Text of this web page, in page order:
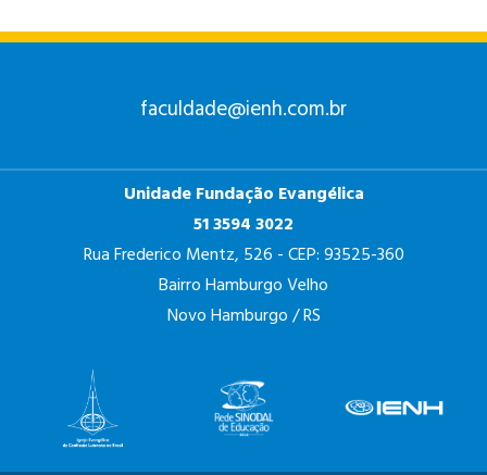
faculdade@ienh.com.br
Unidade Fundação Evangélica
51 3594 3022
Rua Frederico Mentz, 526 - CEP: 93525-360
Bairro Hamburgo Velho
Novo Hamburgo / RS